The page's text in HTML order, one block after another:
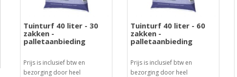
Tuinturf 40 liter - 30
zakken -
palletaanbieding
Prijs is inclusief btw en
bezorging door heel
Tuinturf 40 liter - 60
zakken -
palletaanbieding
Prijs is inclusief btw en
bezorging door heel